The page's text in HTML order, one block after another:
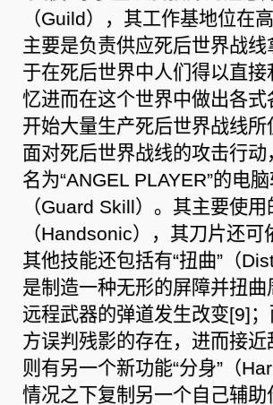
（Guild），其工作基地位在
主要是负责供应死后世界战
于在死后世界中人们得以直
忆进而在这个世界中做出各
开始大量生产死后世界战线
面对死后世界战线的攻击行动
名为“ANGEL PLAYER”的电
（Guard Skill）。其主要使
（Handsonic），其刀片还
其他技能还包括有“扭曲”（
是制造一种无形的屏障并扭
远程武器的弹道发生改变[9]
方误判残影的存在，进而接
则有另一个新功能“分身”（
情况之下复制另一个自己辅